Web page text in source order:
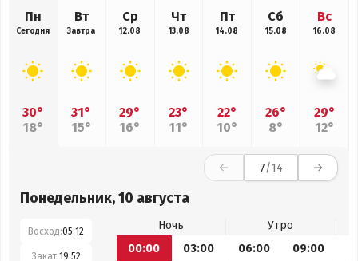
Пн
Сегодня
30°
18°
Вт
Завтра
31°
15°
Ср
12.08
29°
16°
Чт
13.08
23°
11°
Пт
14.08
22°
10°
Сб
15.08
26°
8°
Вс
16.08
29°
12°
7/14
Понедельник, 10 августа
Восход:05:12
Закат:19:52
Ночь
Утро
00:00
03:00 06:00 09:00